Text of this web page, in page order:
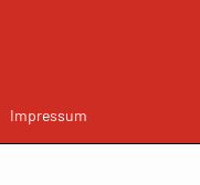
Impressum